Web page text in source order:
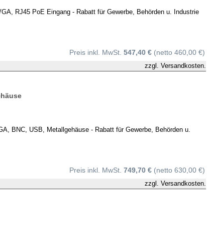
RJ45 PoE Eingang - Rabatt für Gewerbe, Behörden u. Industrie
Preis inkl. MwSt. 547,40 € (netto 460,00 €)
zzgl. Versandkosten.
BNC, USB, Metallgehäuse - Rabatt für Gewerbe, Behörden u.
Preis inkl. MwSt. 749,70 € (netto 630,00 €)
zzgl. Versandkosten.